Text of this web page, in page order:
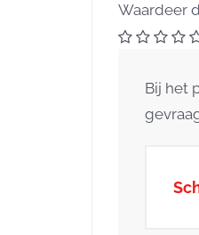
Waardeer
Bij het